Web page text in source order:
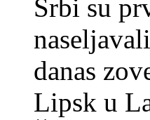
Srbi su
danas
Lipsk u